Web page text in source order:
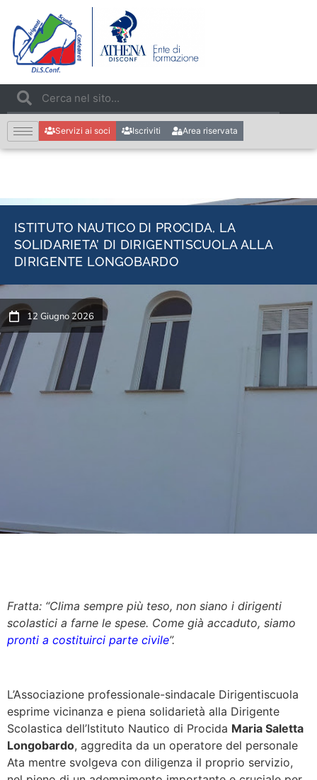
Servizi ai soci Iscriviti Area riservata
ISTITUTO NAUTICO DI PROCIDA, LA
SOLIDARIETA’ DI DIRIGENTISCUOLA ALLA
DIRIGENTE LONGOBARDO
12 Giugno 2026
Fratta: “Clima sempre più teso, non siano i dirigenti
scolastici a farne le spese. Come già accaduto, siamo
pronti a costituirci parte civile”.
L’Associazione professionale-sindacale Dirigentiscuola
esprime vicinanza e piena solidarietà alla Dirigente
Scolastica dell’Istituto Nautico di Procida Maria Saletta
Longobardo, aggredita da un operatore del personale
Ata mentre svolgeva con diligenza il proprio servizio,